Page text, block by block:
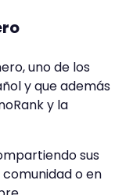
uno de los
y que además
y la
sus
comunidad o en